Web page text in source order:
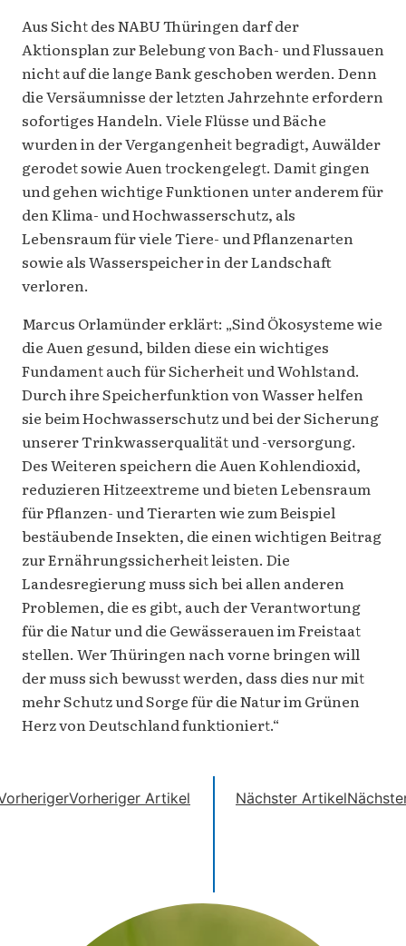
Aus Sicht des NABU Thüringen darf der
Aktionsplan zur Belebung von Bach- und Flussauen
nicht auf die lange Bank geschoben werden. Denn
die Versäumnisse der letzten Jahrzehnte erfordern
sofortiges Handeln. Viele Flüsse und Bäche
wurden in der Vergangenheit begradigt, Auwälder
gerodet sowie Auen trockengelegt. Damit gingen
und gehen wichtige Funktionen unter anderem für
den Klima- und Hochwasserschutz, als
Lebensraum für viele Tiere- und Pflanzenarten
sowie als Wasserspeicher in der Landschaft
verloren.
Marcus Orlamünder erklärt: „Sind Ökosysteme wie
die Auen gesund, bilden diese ein wichtiges
Fundament auch für Sicherheit und Wohlstand.
Durch ihre Speicherfunktion von Wasser helfen
sie beim Hochwasserschutz und bei der Sicherung
unserer Trinkwasserqualität und -versorgung.
Des Weiteren speichern die Auen Kohlendioxid,
reduzieren Hitzeextreme und bieten Lebensraum
für Pflanzen- und Tierarten wie zum Beispiel
bestäubende Insekten, die einen wichtigen Beitrag
zur Ernährungssicherheit leisten. Die
Landesregierung muss sich bei allen anderen
Problemen, die es gibt, auch der Verantwortung
für die Natur und die Gewässerauen im Freistaat
stellen. Wer Thüringen nach vorne bringen will
der muss sich bewusst werden, dass dies nur mit
mehr Schutz und Sorge für die Natur im Grünen
Herz von Deutschland funktioniert.“
Vorheriger Artikel Nächster Artikel